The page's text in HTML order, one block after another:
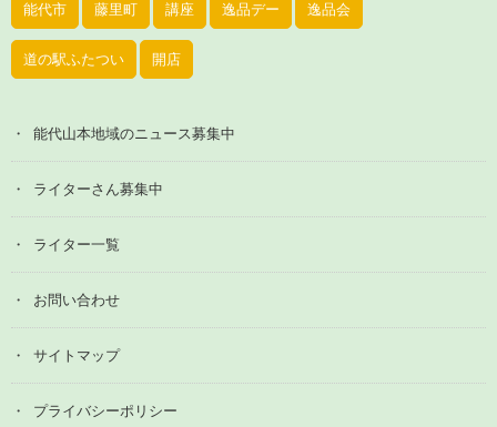
能代市 藤里町 講座 逸品デー 逸品会
道の駅ふたつい 開店
能代山本地域のニュース募集中
ライターさん募集中
ライター一覧
お問い合わせ
サイトマップ
プライバシーポリシー